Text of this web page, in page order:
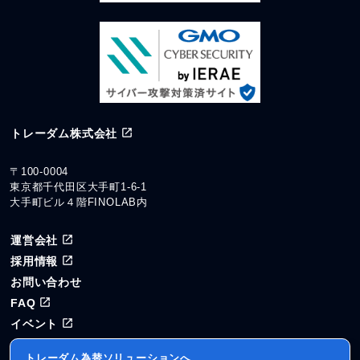
トレーダム株式会社
〒100-0004
東京都千代田区大手町1-6-1
大手町ビル４階FINOLAB内
運営会社
採用情報
お問い合わせ
FAQ
イベント